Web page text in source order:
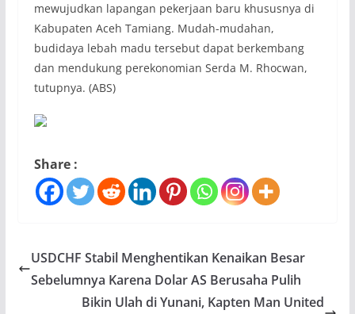
mewujudkan lapangan pekerjaan baru khususnya di
Kabupaten Aceh Tamiang. Mudah-mudahan,
budidaya lebah madu tersebut dapat berkembang
dan mendukung perekonomian Serda M. Rhocwan,
tutupnya. (ABS)
Share :
USDCHF Stabil Menghentikan Kenaikan Besar
Sebelumnya Karena Dolar AS Berusaha Pulih
Bikin Ulah di Yunani, Kapten Man United